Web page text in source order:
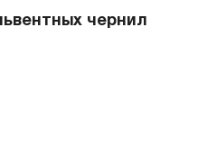
чернил